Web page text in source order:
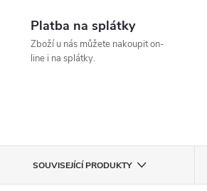
Platba na splátky
Zboží u nás můžete nakoupit on-
line i na splátky.
SOUVISEJÍCÍ PRODUKTY